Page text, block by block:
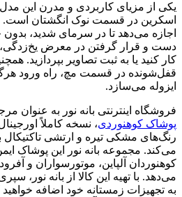
یکی از مزیای کاربردی و مدرن این
اسکرین در قسمت نوک انگشتان است.
اجازه می‌دهد تا در سرمای شدید،
دست و قرار گرفتن در معرض یخ‌زدگی،
کار کنید یا به ثبت تصاویر بپردازید.
قفل‌شونده در قسمت مچ، راه ورود
ایزوله می‌سازد.
فروشگاه اینترنتی بانه نور به عنوان
پوشاک کوهنوردی، نسخه کاملاً
رنگ‌های مشکی تیره و ارتشی تاکتیکال
می‌کند. مجموعه بانه نور این پوشاک
کوهنوردان آلپاین، موتور‌سواران و
می‌دهد. با تهیه این کالا از بانه نور،
به تجهیزات زمستانه خود اضافه